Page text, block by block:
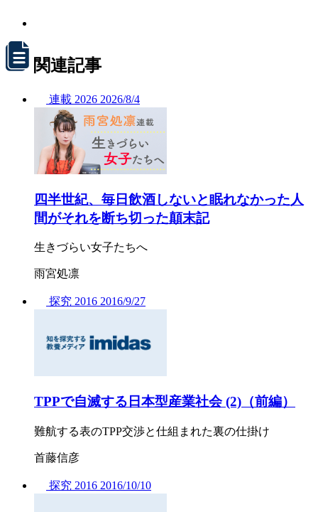
関連記事
連載 2026 2026/8/4
四半世紀、毎日飲酒しないと眠れなかった人
間がそれを断ち切った顛末記
生きづらい女子たちへ
雨宮処凛
探究 2016 2016/9/27
TPPで自滅する日本型産業社会 (2)（前編）
難航する表のTPP交渉と仕組まれた裏の仕掛け
首藤信彦
探究 2016 2016/10/10